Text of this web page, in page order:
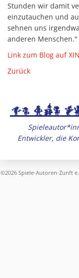
Stunden wir damit
einzutauchen und
sehnen uns
anderen Menschen."
Link zum Blog auf
Zurück
Entwickler, die
©2026 Spiele-Autoren-Zunft